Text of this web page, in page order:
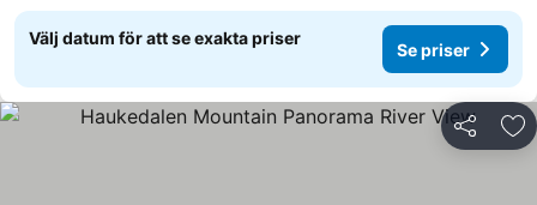
Välj datum för att se exakta priser
Se priser
Dela